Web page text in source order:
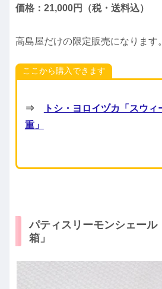
価格：21,000円（税・送料込）
高島屋だけの限定販売になります。
ここから購入できます
⇒
トシ・ヨロイヅカ「スウ
重」
パティスリーモンシェール
箱」